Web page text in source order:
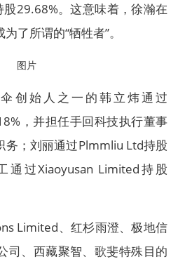
29.68%。这意味着，徐瀚在
了所谓的“牺牲者”。
创始人之一的韩立炜通过
，并担任手回科技执行董事
务；刘丽通过Plmmliu Ltd持股
通过Xiaoyusan Limited持股
Limited、红杉雨澄、极地信
司、西藏聚智、歌斐特殊目的